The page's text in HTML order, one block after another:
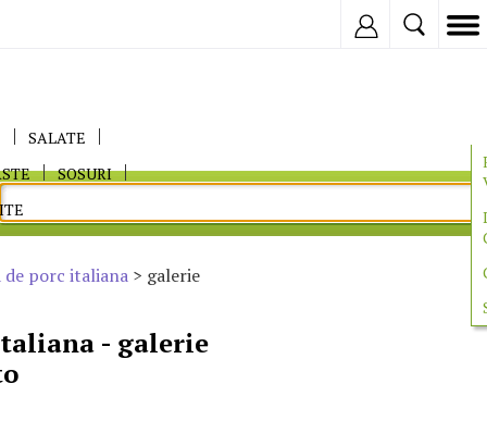
SALATE
SOSURI
porc italiana > galerie
- galerie